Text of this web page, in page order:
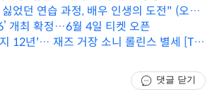
었던 연습 과정, 배우 인생의 도전" (오이
개최 확정…6월 4일 티켓 오픈
12년'… 재즈 거장 소니 롤린스 별세 [TD
댓글 닫기